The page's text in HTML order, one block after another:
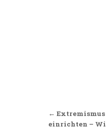
← Extremismus
einrichten –